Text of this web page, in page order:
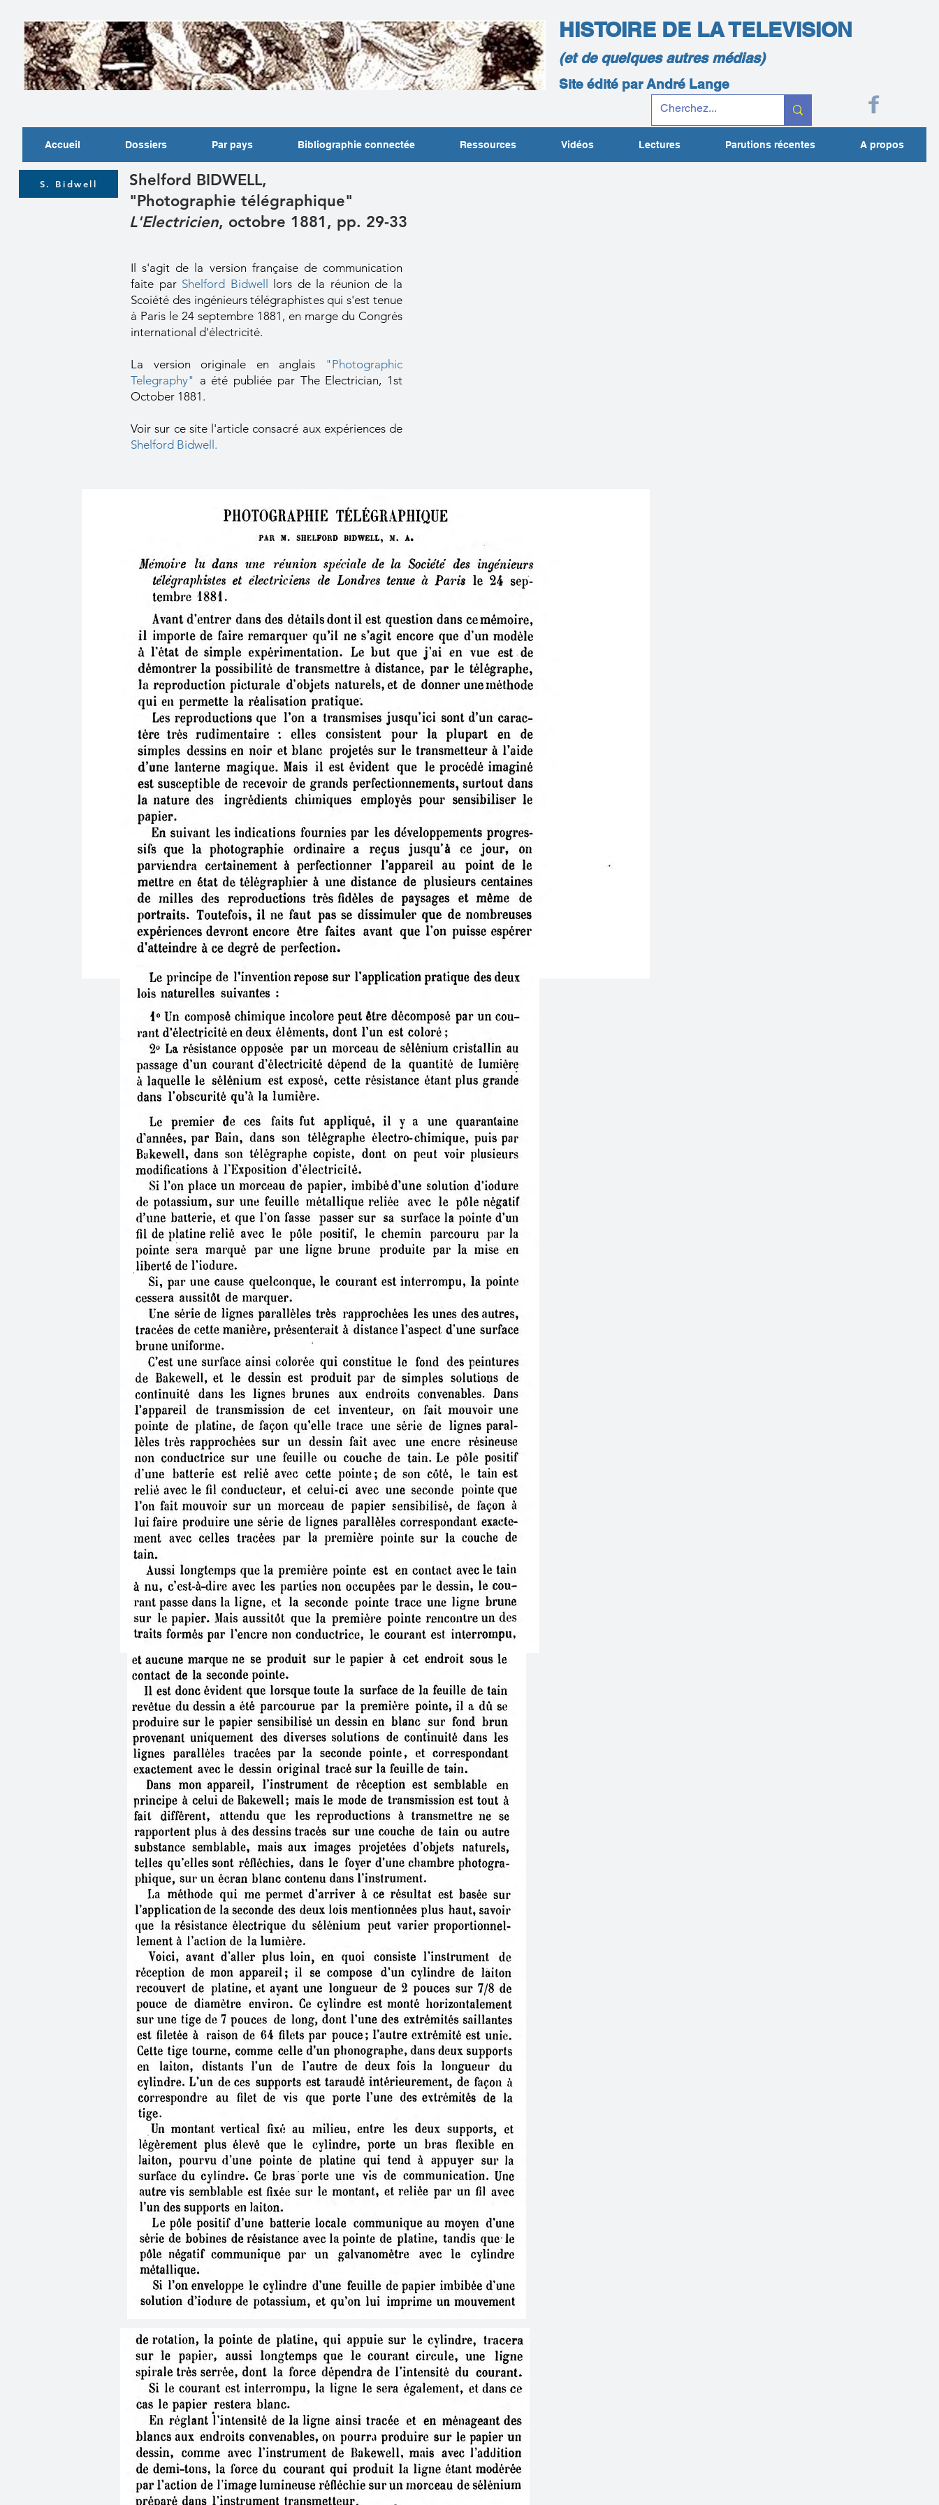
HISTOIRE DE LA TELEVISION
(et de quelques autres médias)
Site édité par André Lange
Accueil Dossiers Par pays Bibliographie connectée Ressources Vidéos Lectures Parutions récentes A propos
S. Bidwell
Shelford BIDWELL,
"Photographie télégraphique"
L'Electricien, octobre 1881, pp. 29-33
Il s'agit de la version française de communication
faite par Shelford Bidwell
lors de la réunion de la
Scoiété des ingénieurs télégraphistes qui s'est tenue
à Paris le 24 septembre 1881, en marge du Congrés
international d'électricité.
La version originale en anglais "Photographic
Telegraphy" a été publiée par The Electrician, 1st
October 1881.
Voir sur ce site l'article consacré aux expériences de
Shelford Bidwell.